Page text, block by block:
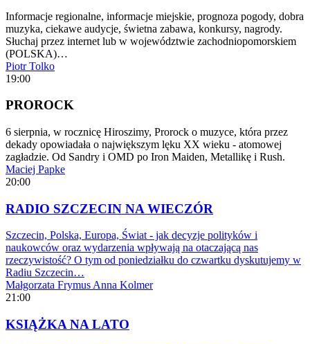
Informacje regionalne, informacje miejskie, prognoza pogody, dobra
muzyka, ciekawe audycje, świetna zabawa, konkursy, nagrody.
Słuchaj przez internet lub w województwie zachodniopomorskiem
(POLSKA)…
Piotr Tolko
19:00
PROROCK
6 sierpnia, w rocznicę Hiroszimy, Prorock o muzyce, która przez
dekady opowiadała o największym lęku XX wieku - atomowej
zagładzie. Od Sandry i OMD po Iron Maiden, Metallikę i Rush.
Maciej Papke
20:00
RADIO SZCZECIN NA WIECZÓR
Szczecin, Polska, Europa, Świat - jak decyzje polityków i
naukowców oraz wydarzenia wpływają na otaczającą nas
rzeczywistość? O tym od poniedziałku do czwartku dyskutujemy w
Radiu Szczecin…
Małgorzata FrymusAnna Kolmer
21:00
KSIĄŻKA NA LATO